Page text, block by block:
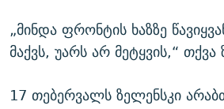
„მინდა ფრონტის ხაზზე
მაქვს, უარს არ მეტყვის,“ თქვა
17 თებერვალს ზელენსკი